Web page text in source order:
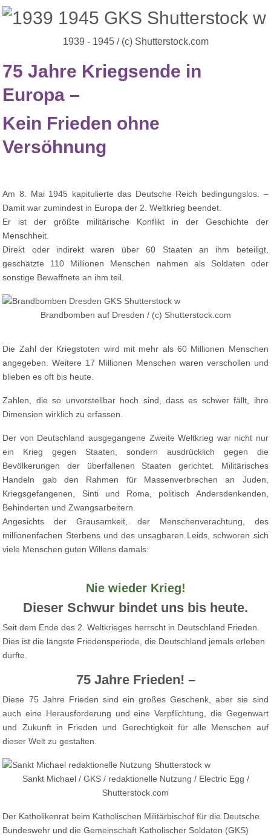
1939 - 1945 / (c) Shutterstock.com
75 Jahre Kriegsende in
Europa –
Kein Frieden ohne
Versöhnung
Am 8. Mai 1945 kapitulierte das Deutsche Reich bedingungslos. –
Damit war zumindest in Europa der 2. Weltkrieg beendet.
Er ist der größte militärische Konflikt in der Geschichte der
Menschheit.
Direkt oder indirekt waren über 60 Staaten an ihm beteiligt,
geschätzte 110 Millionen Menschen nahmen als Soldaten oder
sonstige Bewaffnete an ihm teil.
Brandbomben auf Dresden / (c) Shutterstock.com
Die Zahl der Kriegstoten wird mit mehr als 60 Millionen Menschen
angegeben. Weitere 17 Millionen Menschen waren verschollen und
blieben es oft bis heute.
Zahlen, die so unvorstellbar hoch sind, dass es schwer fällt, ihre
Dimension wirklich zu erfassen.
Der von Deutschland ausgegangene Zweite Weltkrieg war nicht nur
ein Krieg gegen Staaten, sondern ausdrücklich gegen die
Bevölkerungen der überfallenen Staaten gerichtet. Militärisches
Handeln gab den Rahmen für Massenverbrechen an Juden,
Kriegsgefangenen, Sinti und Roma, politisch Andersdenkenden,
Behinderten und Zwangsarbeitern.
Angesichts der Grausamkeit, der Menschenverachtung, des
millionenfachen Sterbens und des unsagbaren Leids, schworen sich
viele Menschen guten Willens damals:
Nie wieder Krieg!
Dieser Schwur bindet uns bis heute.
Seit dem Ende des 2. Weltkrieges herrscht in Deutschland Frieden.
Dies ist die längste Friedensperiode, die Deutschland jemals erleben
durfte.
75 Jahre Frieden! –
Diese 75 Jahre Frieden sind ein großes Geschenk, aber sie sind
auch eine Herausforderung und eine Verpflichtung, die Gegenwart
und Zukunft in Frieden und Gerechtigkeit für alle Menschen auf
dieser Welt zu gestalten.
Sankt Michael / GKS / redaktionelle Nutzung / Electric Egg /
Shutterstock.com
Der Katholikenrat beim Katholischen Militärbischof für die Deutsche
Bundeswehr und die Gemeinschaft Katholischer Soldaten (GKS)